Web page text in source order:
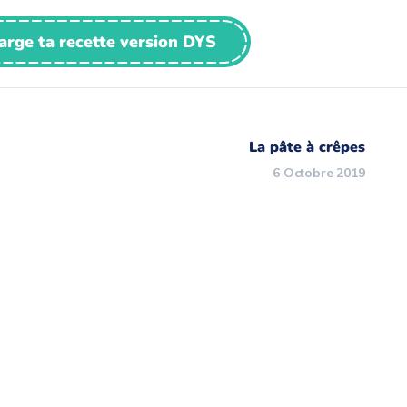
ta recette version DYS
La pâte à crêpes
6 Octobre 2019